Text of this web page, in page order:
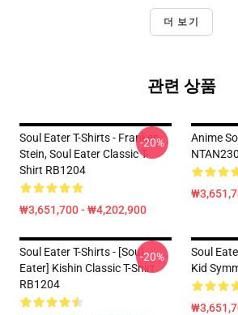
더 보기
관련 상품
Soul Eater T-Shirts - Franken
Stein, Soul Eater Classic T-
Shirt RB1204
₩3,651,700 - ₩4,202,900
-20%
Anime
Soul Eater T-Shirts - [Soul
Eater] Kishin Classic T-Shirt
RB1204
-20%
Soul
Kid